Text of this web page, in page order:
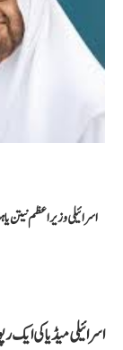
اسرائیلی وزیر اعظم
اسرائیلی میڈیا کی ایک